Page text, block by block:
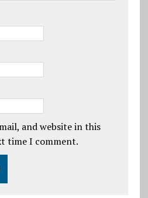
and website in this
time I comment.